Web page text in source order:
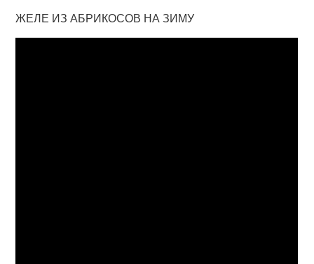
ЖЕЛЕ ИЗ АБРИКОСОВ НА ЗИМУ